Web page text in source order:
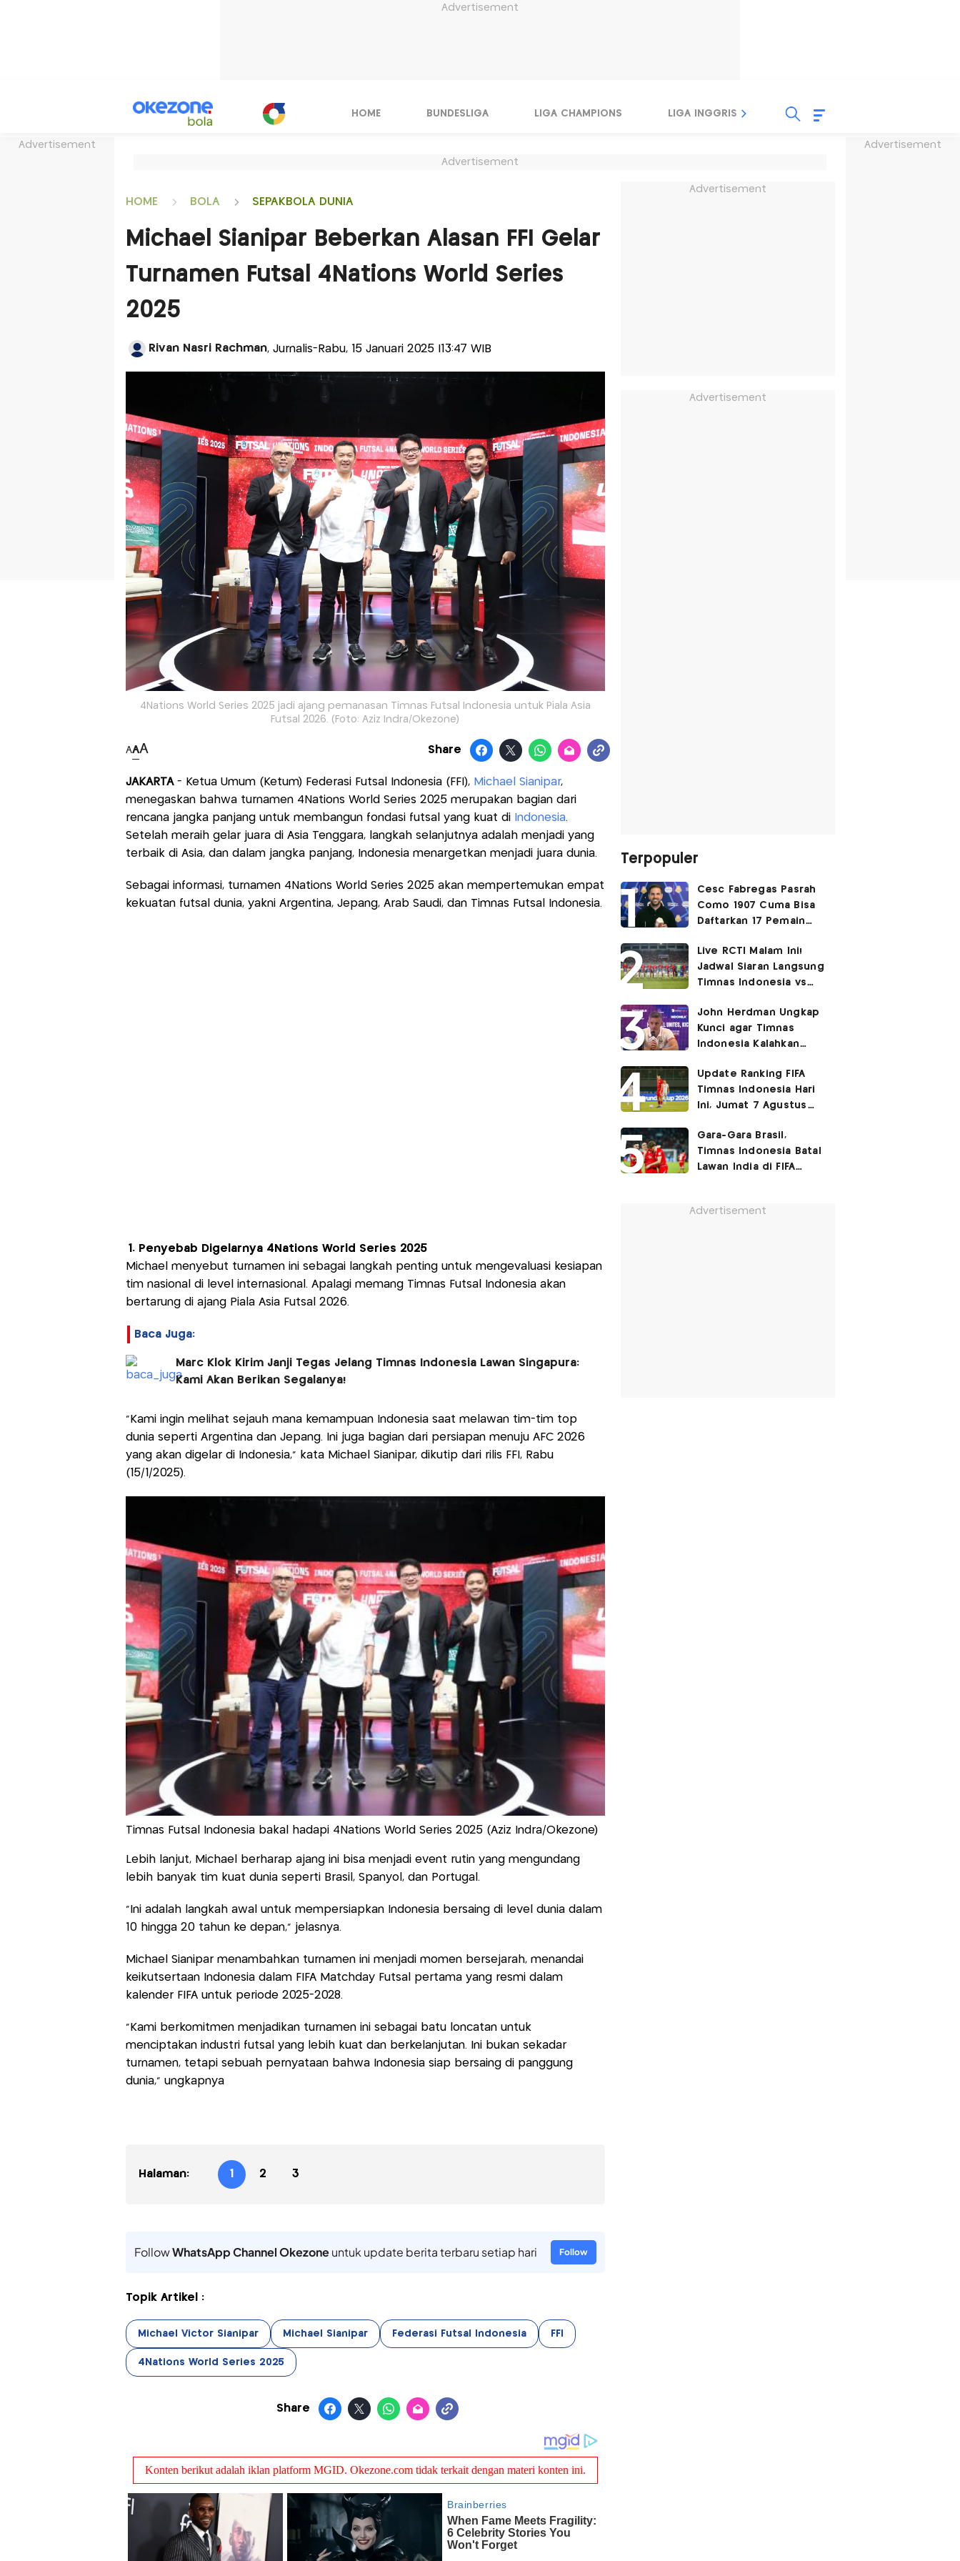
Advertisement
Advertisement Advertisement
HOME BUNDESLIGA LIGA CHAMPIONS LIGA INGGRIS LIGA ITALIA
Advertisement
HOME BOLA SEPAKBOLA DUNIA
Michael Sianipar Beberkan Alasan FFI Gelar
Turnamen Futsal 4Nations World Series
2025
Rivan Nasri Rachman, Jurnalis-Rabu, 15 Januari 2025 |13:47 WIB
4Nations World Series 2025 jadi ajang pemanasan Timnas Futsal Indonesia untuk Piala Asia
Futsal 2026. (Foto: Aziz Indra/Okezone)
AAA Share
JAKARTA - Ketua Umum (Ketum) Federasi Futsal Indonesia (FFI), Michael Sianipar,
menegaskan bahwa turnamen 4Nations World Series 2025 merupakan bagian dari
rencana jangka panjang untuk membangun fondasi futsal yang kuat di Indonesia.
Setelah meraih gelar juara di Asia Tenggara, langkah selanjutnya adalah menjadi yang
terbaik di Asia, dan dalam jangka panjang, Indonesia menargetkan menjadi juara dunia.
Sebagai informasi, turnamen 4Nations World Series 2025 akan mempertemukan empat
kekuatan futsal dunia, yakni Argentina, Jepang, Arab Saudi, dan Timnas Futsal Indonesia.
1. Penyebab Digelarnya 4Nations World Series 2025
Michael menyebut turnamen ini sebagai langkah penting untuk mengevaluasi kesiapan
tim nasional di level internasional. Apalagi memang Timnas Futsal Indonesia akan
bertarung di ajang Piala Asia Futsal 2026.
Baca Juga:
Marc Klok Kirim Janji Tegas Jelang Timnas Indonesia Lawan Singapura:
Kami Akan Berikan Segalanya!
“Kami ingin melihat sejauh mana kemampuan Indonesia saat melawan tim-tim top
dunia seperti Argentina dan Jepang. Ini juga bagian dari persiapan menuju AFC 2026
yang akan digelar di Indonesia,” kata Michael Sianipar, dikutip dari rilis FFI, Rabu
(15/1/2025).
Timnas Futsal Indonesia bakal hadapi 4Nations World Series 2025 (Aziz Indra/Okezone)
Lebih lanjut, Michael berharap ajang ini bisa menjadi event rutin yang mengundang
lebih banyak tim kuat dunia seperti Brasil, Spanyol, dan Portugal.
“Ini adalah langkah awal untuk mempersiapkan Indonesia bersaing di level dunia dalam
10 hingga 20 tahun ke depan,” jelasnya.
Michael Sianipar menambahkan turnamen ini menjadi momen bersejarah, menandai
keikutsertaan Indonesia dalam FIFA Matchday Futsal pertama yang resmi dalam
kalender FIFA untuk periode 2025-2028.
"Kami berkomitmen menjadikan turnamen ini sebagai batu loncatan untuk
menciptakan industri futsal yang lebih kuat dan berkelanjutan. Ini bukan sekadar
turnamen, tetapi sebuah pernyataan bahwa Indonesia siap bersaing di panggung
dunia," ungkapnya
Halaman: 1 2 3
FollowWhatsApp Channel Okezoneuntuk update berita terbaru setiap hari Follow
Topik Artikel :
Michael Victor Sianipar Michael Sianipar Federasi Futsal Indonesia FFI
4Nations World Series 2025
Share
Advertisement
Advertisement
Terpopuler
Cesc Fabregas Pasrah
Como 1907 Cuma Bisa
Daftarkan 17 Pemain
2026-2027
Live RCTI Malam Ini!
Jadwal Siaran Langsung
Timnas Indonesia vs
2026: Laga Hidup Mati
John Herdman Ungkap
Kunci agar Timnas
Indonesia Kalahkan
2026: Tenang tapi
Berapi-api
Update Ranking FIFA
Timnas Indonesia Hari
Ini, Jumat 7 Agustus
Singapura!
Gara-Gara Brasil,
Timnas Indonesia Batal
Lawan India di FIFA
Advertisement